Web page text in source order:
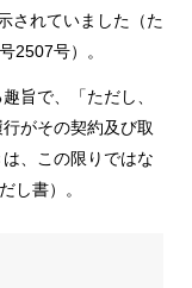
されていました（た
2507号）。
旨で、「ただし、
がその契約及び取
、この限りではな
し書）。